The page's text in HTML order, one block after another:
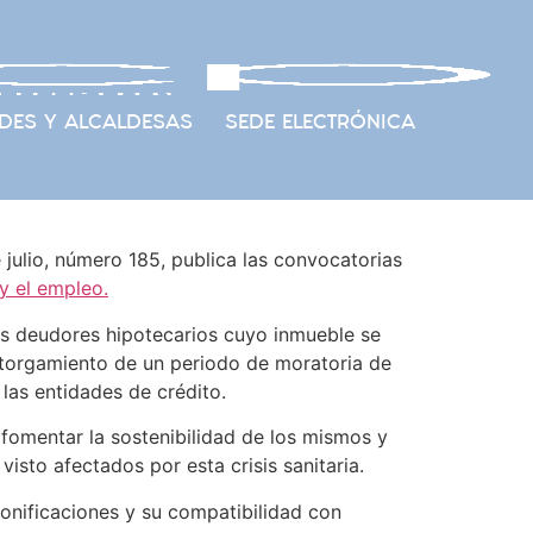
Y ALCALDESAS SEDE ELECTRÓNICA
número 185, publica las convocatorias
el empleo.
deudores hipotecarios cuyo inmueble se
de un periodo de moratoria de
entidades de crédito.
la sostenibilidad de los mismos y
afectados por esta crisis sanitaria.
y su compatibilidad con